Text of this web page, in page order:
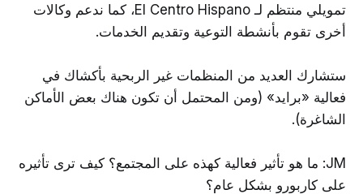
تمويلي منتظم لـ El Centro Hispano، كما ندعم وكالات
أخرى تقوم بأنشطة التوعية وتقديم الخدمات.
ستشارك العديد من المنظمات غير الربحية بأكشاك في
فعالية «برايد» (ومن المحتمل أن تكون هناك بعض الأماكن
الشاغرة).
JM: ما هو تأثير فعالية كهذه على المجتمع؟ كيف ترى تأثيره
على كاربورو بشكل عام؟